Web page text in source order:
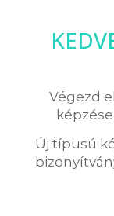
Végezd
Új típusú